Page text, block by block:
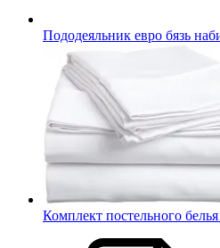
Пододеяльник евро бязь
Комплект постельного